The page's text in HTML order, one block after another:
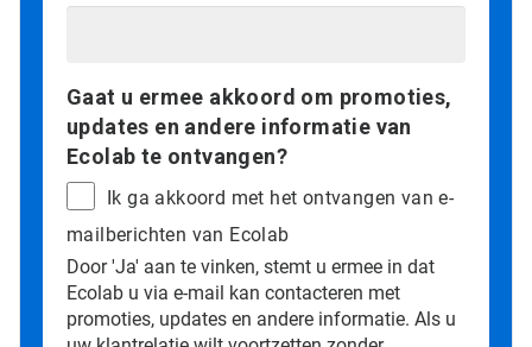
Gaat u ermee akkoord om promoties,
updates en andere informatie van
Ecolab te ontvangen?
Ik ga akkoord met het ontvangen van e-
mailberichten van Ecolab
Door 'Ja' aan te vinken, stemt u ermee in dat
Ecolab u via e-mail kan contacteren met
promoties, updates en andere informatie. Als u